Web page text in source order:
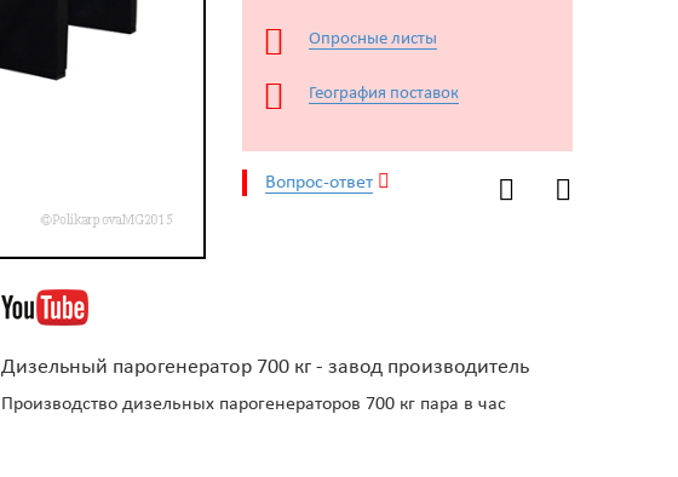
Опросные листы
География поставок
Вопрос-ответ
Дизельный парогенератор 700 кг - завод производитель
Производство дизельных парогенераторов 700 кг пара в час